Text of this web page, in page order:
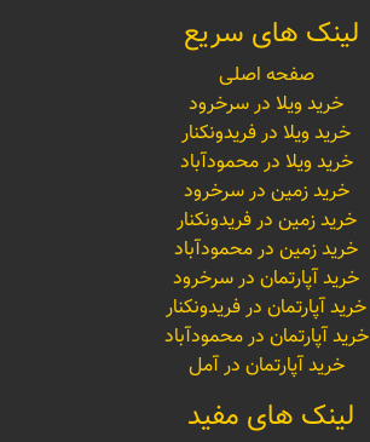
لینک های سریع
صفحه اصلی
خرید ویلا در سرخرود
خرید ویلا در فریدونکنار
خرید ویلا در محمودآباد
خرید زمین در سرخرود
خرید زمین در فریدونکنار
خرید زمین در محمودآباد
خرید آپارتمان در سرخرود
خرید آپارتمان در فریدونکنار
خرید آپارتمان در محمودآباد
خرید آپارتمان در آمل
لینک های مفید